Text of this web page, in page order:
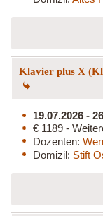
Klavier plus X
19.07.2026 -
€ 1189 -
Dozenten:
Domizil: Stift